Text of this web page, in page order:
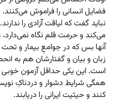
فضایل انسانی را فراموش می‌کنند.
نباید گفت که لیاقت آزادی را
می‌کند و حرمت قلم نگاه
آنها بس که در جوامعِ بیمار و تحت
زبان و بیان و گفتارشان هم به
است. این یکی حداقل آزمون خوبی
همگی شرایط دشوار و دردناکِ
کنند و حیثیت ایرانی را دریابند.